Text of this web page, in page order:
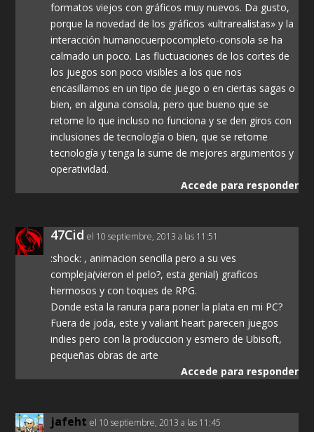
formatos viejos con gráficos muy nuevos. Da gusto,
porque la novedad de los gráficos «ultrarealistas» y la
interacción humanocuerpocompleto-consola se ha
calmado un poco. Las fluctuaciones de los cortes de
los juegos son poco visibles a los que nos
encasillamos en un tipo de juego o en ciertas sagas o
bien, en alguna consola, pero que bueno que se
retome lo que incluso no funciona y se den giros con
inclusiones de tecnología o bien, que se retome
tecnología y tenga la sume de mejores argumentos y
operatividad.
Accede para responder
47Cid el 10 septiembre, 2013 a las 11:51
:shock: , animacion sencilla pero a su ves
compleja(vieron el pelo?, esta genial) graficos
hermosos y con toques de RPG.
Donde esta la ranura para poner la plata en mi PC?
Fuera de joda, este y valiant heart parecen juegos
indies pero con la produccion y esmero de Ubisoft,
pequeñas obras de arte
Accede para responder
jafeht el 10 septiembre, 2013 a las 11:45